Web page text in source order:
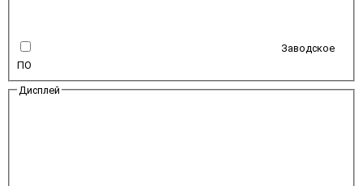
Заводское
ПО
Дисплей